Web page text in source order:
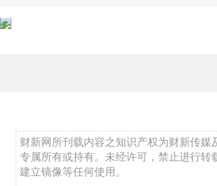
财新网所刊载内容之知识产权为财新传媒
专属所有或持有。未经许可，禁止进行转
建立镜像等任何使用。